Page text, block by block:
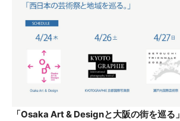
「Osaka Art & Designと大阪の街を巡る」